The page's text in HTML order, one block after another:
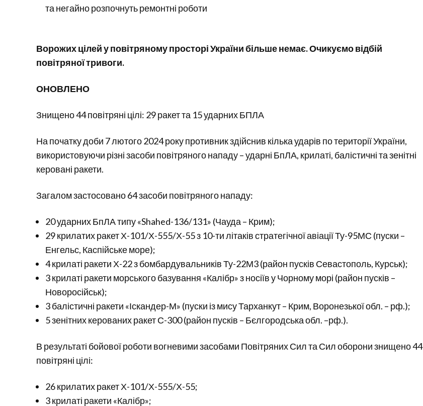
та негайно розпочнуть ремонтні роботи
Ворожих цілей у повітряному просторі України більше немає. Очикуємо відбій
повітряної тривоги.
ОНОВЛЕНО
Знищено 44 повітряні цілі: 29 ракет та 15 ударних БПЛА
На початку доби 7 лютого 2024 року противник здійснив кілька ударів по території України,
використовуючи різні засоби повітряного нападу – ударні БпЛА, крилаті, балістичні та зенітні
керовані ракети.
Загалом застосовано 64 засоби повітряного нападу:
20 ударних БпЛА типу «Shahed-136/131» (Чауда – Крим);
29 крилатих ракет Х-101/Х-555/Х-55 з 10-ти літаків стратегічної авіації Ту-95МС (пуски –
Енгельс, Каспійське море);
4 крилаті ракети Х-22 з бомбардувальників Ту-22М3 (район пусків Севастополь, Курськ);
3 крилаті ракети морського базування «Калібр» з носіїв у Чорному морі (район пусків –
Новоросійськ);
3 балістичні ракети «Іскандер-М» (пуски із мису Тарханкут – Крим, Воронезької обл. – рф.);
5 зенітних керованих ракет С-300 (район пусків – Бєлгородська обл. –рф.).
В результаті бойової роботи вогневими засобами Повітряних Сил та Сил оборони знищено 44
повітряні цілі:
26 крилатих ракет Х-101/Х-555/Х-55;
3 крилаті ракети «Калібр»;